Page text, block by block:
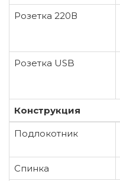
Розетка 220В
Розетка USB
Конструкция
Подлокотник
Спинка